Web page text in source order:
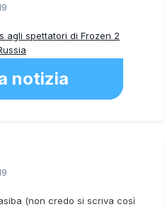
notizia
(non credo si scriva così